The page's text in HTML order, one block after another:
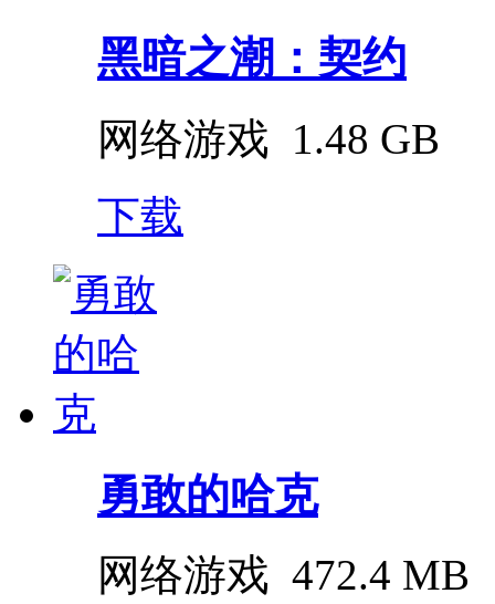
黑暗之潮：契约
网络游戏 1.48 GB
下载
勇敢的哈克
网络游戏 472.4 MB